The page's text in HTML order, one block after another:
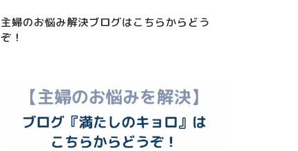
主婦のお悩み解決ブログはこちらからどう
ぞ！